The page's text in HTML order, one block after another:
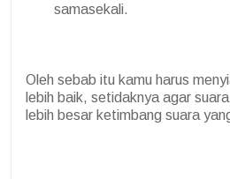
samasekali.
Oleh sebab itu kamu harus
lebih baik, setidaknya agar
lebih besar ketimbang suara